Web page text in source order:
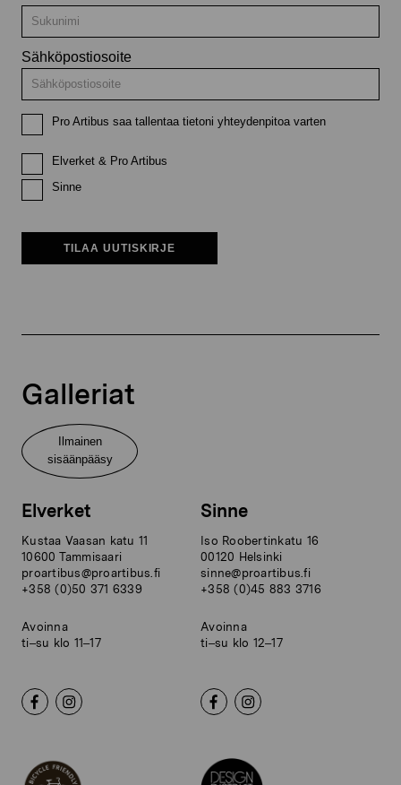
Sähköpostiosoite
Pro Artibus saa tallentaa tietoni yhteydenpitoa varten
Elverket & Pro Artibus
Sinne
TILAA UUTISKIRJE
Galleriat
Ilmainen
sisäänpääsy
Elverket
Kustaa Vaasan katu 11
10600 Tammisaari
proartibus@proartibus.fi
+358 (0)50 371 6339
Avoinna
ti–su klo 11–17
Sinne
Iso Roobertinkatu 16
00120 Helsinki
sinne@proartibus.fi
+358 (0)45 883 3716
Avoinna
ti–su klo 12–17